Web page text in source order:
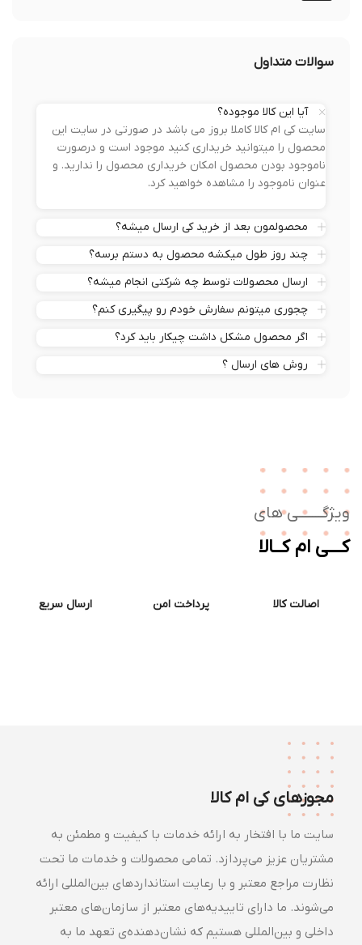
سوالات متداول
آیا این کالا موجوده؟
سایت کی ام کالا کاملا بروز می باشد در صورتی در سایت این
محصول را میتوانید خریداری کنید موجود است و درصورت
ناموجود بودن محصول امکان خریداری محصول را ندارید. و
عنوان ناموجود را مشاهده خواهید کرد.
محصولمون بعد از خرید کی ارسال میشه؟
چند روز طول میکشه محصول به دستم برسه؟
ارسال محصولات توسط چه شرکتی انجام میشه؟
چجوری میتونم سفارش خودم رو پیگیری کنم؟
اگر محصول مشکل داشت چیکار باید کرد؟
روش های ارسال ؟
های
ام کــالا
اصالت کالا پرداخت امن ارسال سریع
مجوزهای کی ام کالا
سایت ما با افتخار به ارائه خدمات با کیفیت و مطمئن به
مشتریان عزیز می‌پردازد. تمامی محصولات و خدمات ما تحت
نظارت مراجع معتبر و با رعایت استانداردهای بین‌المللی ارائه
می‌شوند. ما دارای تاییدیه‌های معتبر از سازمان‌های معتبر
داخلی و بین‌المللی هستیم که نشان‌دهنده‌ی تعهد ما به